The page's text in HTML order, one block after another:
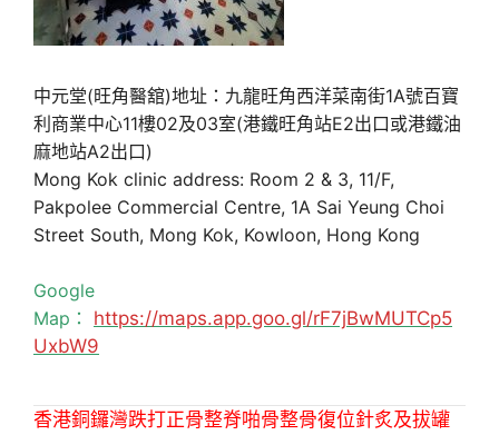
中元堂(旺角醫舘)地址：九龍旺角西洋菜南街1A號百寶
利商業中心11樓02及03室(港鐵旺角站E2出口或港鐵油
麻地站A2出口)
Mong Kok clinic address: Room 2 & 3, 11/F,
Pakpolee Commercial Centre, 1A Sai Yeung Choi
Street South, Mong Kok, Kowloon, Hong Kong
Google
Map： https://maps.app.goo.gl/rF7jBwMUTCp5
UxbW9
香港銅鑼灣跌打正骨整脊啪骨整骨復位針炙及拔罐